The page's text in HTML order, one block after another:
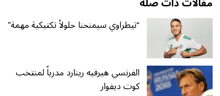
“تيطراوي سيمنحنا حلولاً تكتيكية مهمة”
الفرنسي هيرفيه رينارد مدرباً لمنتخب
كوت ديفوار